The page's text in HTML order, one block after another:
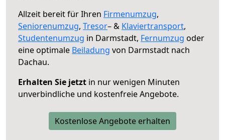
Allzeit bereit für Ihren Firmenumzug,
Seniorenumzug, Tresor– & Klaviertransport,
Studentenumzug in Darmstadt, Fernumzug oder
eine optimale Beiladung von Darmstadt nach
Dachau.
Erhalten Sie jetzt in nur wenigen Minuten
unverbindliche und kostenfreie Angebote.
Kostenlose Angebote erhalten